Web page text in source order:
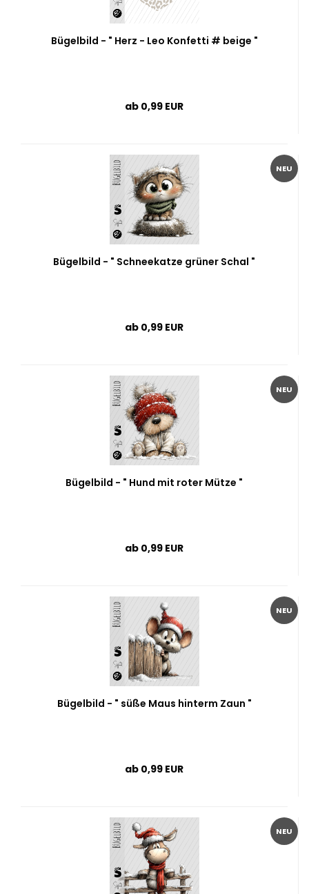
Bügelbild - " Herz - Leo Konfetti # beige "
ab 0,99 EUR
NEU
Bügelbild - " Schneekatze grüner Schal "
ab 0,99 EUR
NEU
Bügelbild - " Hund mit roter Mütze "
ab 0,99 EUR
NEU
Bügelbild - " süße Maus hinterm Zaun "
ab 0,99 EUR
NEU